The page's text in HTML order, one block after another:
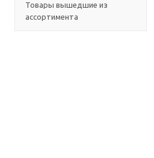
Товары вышедшие из
ассортимента